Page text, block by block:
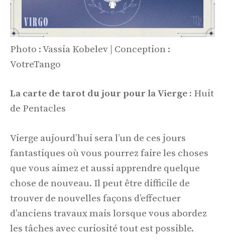
Photo : Vassia Kobelev | Conception :
VotreTango
La carte de tarot du jour pour la Vierge : Huit
de Pentacles
Vierge aujourd’hui sera l’un de ces jours
fantastiques où vous pourrez faire les choses
que vous aimez et aussi apprendre quelque
chose de nouveau. Il peut être difficile de
trouver de nouvelles façons d’effectuer
d’anciens travaux mais lorsque vous abordez
les tâches avec curiosité tout est possible.